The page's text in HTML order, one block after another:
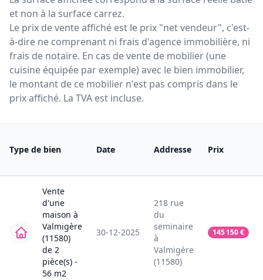
et non à la surface carrez.
Le prix de vente affiché est le prix "net vendeur", c'est-
à-dire ne comprenant ni frais d'agence immobilière, ni
frais de notaire. En cas de vente de mobilier (une
cuisine équipée par exemple) avec le bien immobilier,
le montant de ce mobilier n'est pas compris dans le
prix affiché. La TVA est incluse.
Type de bien Date Addresse Prix
Vente
d'une
maison à
Valmigère
(11580)
de 2
pièce(s) -
56 m2
30-12-2025
218 rue
du
seminaire
à
Valmigère
(11580)
145 150€